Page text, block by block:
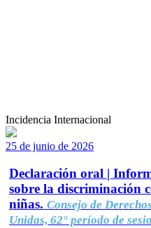
Incidencia Internacional
25 de junio de 2026
Declaración oral |
sobre la discriminación
niñas. Consejo de
Unidas, 62° período de